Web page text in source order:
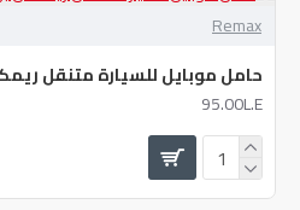
Remax
حامل موبايل للسيارة متنقل
95.00L.E